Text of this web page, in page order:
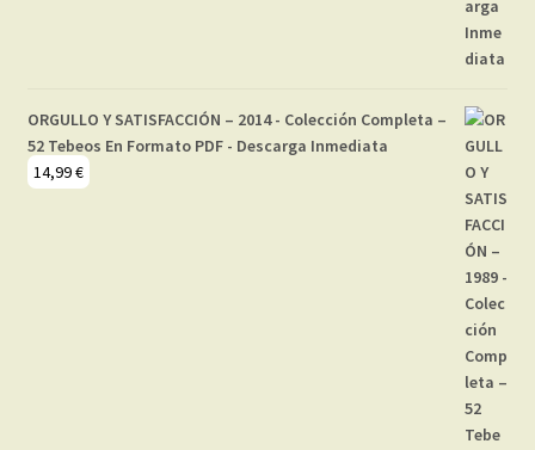
ORGULLO Y SATISFACCIÓN – 2014 - Colección Completa –
52 Tebeos En Formato PDF - Descarga Inmediata
14,99€